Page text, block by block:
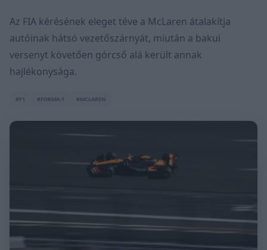
Az FIA kérésének eleget téve a McLaren átalakítja
autóinak hátsó vezetőszárnyát, miután a bakui
versenyt követően górcső alá került annak
hajlékonysága.
#F1 #FORMA-1 #MCLAREN